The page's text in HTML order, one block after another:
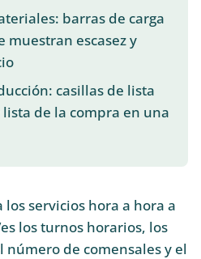
barras de carga
muestran escasez y
casillas de lista
de la compra en una
los servicios hora a hora a
los turnos horarios, los
de comensales y el